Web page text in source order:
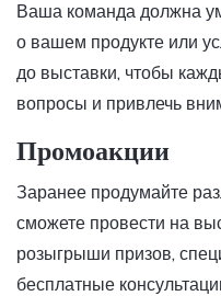
Ваша команда должна
о вашем продукте или
до выставки, чтобы
вопросы и привлечь
Промоакции
Заранее продумайте
сможете провести на
розыгрыши призов,
бесплатные